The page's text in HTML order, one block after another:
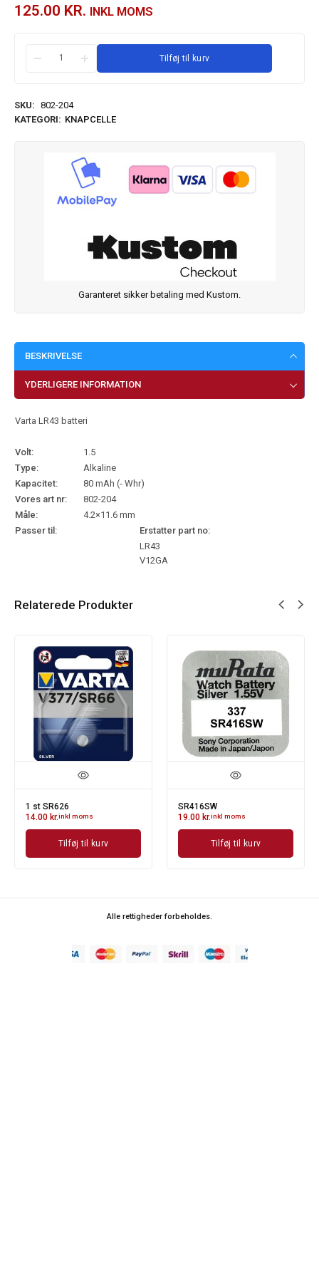
125.00 KR. INKL MOMS
Tilføj til kurv
SKU: 802-204
KATEGORI: KNAPCELLE
Garanteret sikker betaling med Kustom.
BESKRIVELSE
YDERLIGERE INFORMATION
Varta LR43 batteri
Volt:
1.5
Type:
Alkaline
Kapacitet:
80 mAh (- Whr)
Vores art nr:
802-204
Måle:
4.2×11.6 mm
Passer til:
Erstatter part no:
LR43
V12GA
Relaterede Produkter
1 st SR626
14.00 kr.inkl moms
Tilføj til kurv
SR416SW
19.00 kr.inkl moms
Tilføj til kurv
Alle rettigheder forbeholdes.